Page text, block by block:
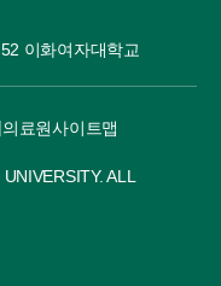
의료원사이트맵
이화여자대학교
ALL